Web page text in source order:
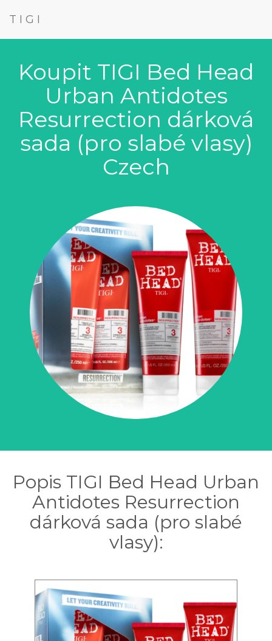
TIGI
Koupit TIGI Bed Head
Urban Antidotes
Resurrection dárková
sada (pro slabé vlasy)
Czech
Popis TIGI Bed Head Urban
Antidotes Resurrection
dárková sada (pro slabé
vlasy):